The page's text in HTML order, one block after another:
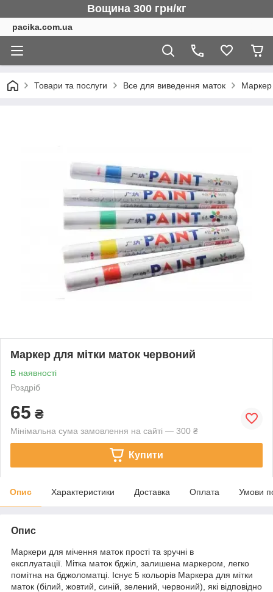
Вощина 300 грн/кг
pacika.com.ua
Товари та послуги Все для виведення маток Маркер
Маркер для мітки маток червоний
В наявності
Роздріб
65 ₴
Мінімальна сума замовлення на сайті — 300 ₴
Купити
Опис Характеристики Доставка Оплата Умови
Опис
Маркери для мічення маток прості та зручні в
експлуатації. Мітка маток бджіл, залишена маркером, легко
помітна на бджоломатці. Існує 5 кольорів Маркера для мітки
маток (білий, жовтий, синій, зелений, червоний), які відповідно